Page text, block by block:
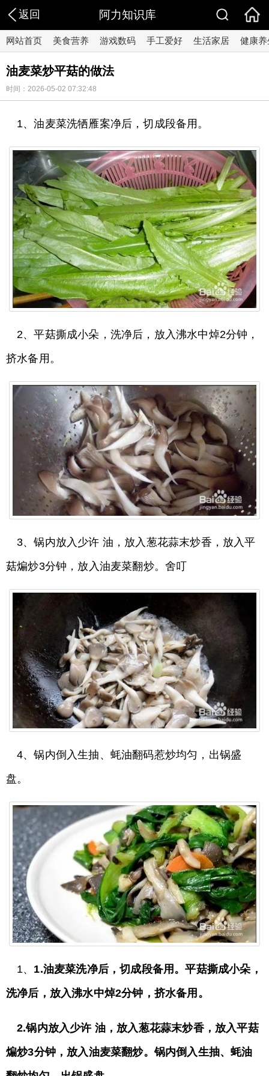
返回 阿力知识库
网站首页 美食营养 游戏数码 手工爱好 生活家居 健康养
油麦菜炒平菇的做法
时间：2026-05-02 07:32:48
1、油麦菜洗牺雁案净后，切成段备用。
2、平菇撕成小朵，洗净后，放入沸水中焯2分钟，
挤水备用。
3、锅内放入少许 油，放入葱花蒜末炒香，放入平
菇煸炒3分钟，放入油麦菜翻炒。舍叮
4、锅内倒入生抽、蚝油翻码惹炒均匀，出锅盛
盘。
1、 1.油麦菜洗净后，切成段备用。平菇撕成小朵，
洗净后，放入沸水中焯2分钟，挤水备用。
2.锅内放入少许 油，放入葱花蒜末炒香，放入平菇
煸炒3分钟，放入油麦菜翻炒。锅内倒入生抽、蚝油